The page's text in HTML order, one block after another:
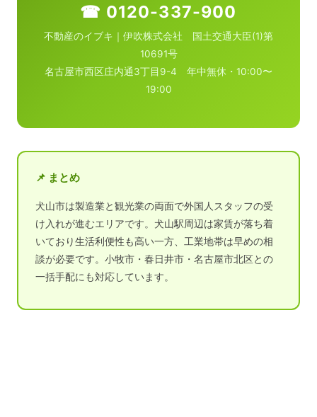
☎ 0120-337-900
不動産のイブキ｜伊吹株式会社 国土交通大臣(1)第
10691号
名古屋市西区庄内通3丁目9-4 年中無休・10:00〜
19:00
📌 まとめ
犬山市は製造業と観光業の両面で外国人スタッフの受
け入れが進むエリアです。犬山駅周辺は家賃が落ち着
いており生活利便性も高い一方、工業地帯は早めの相
談が必要です。小牧市・春日井市・名古屋市北区との
一括手配にも対応しています。